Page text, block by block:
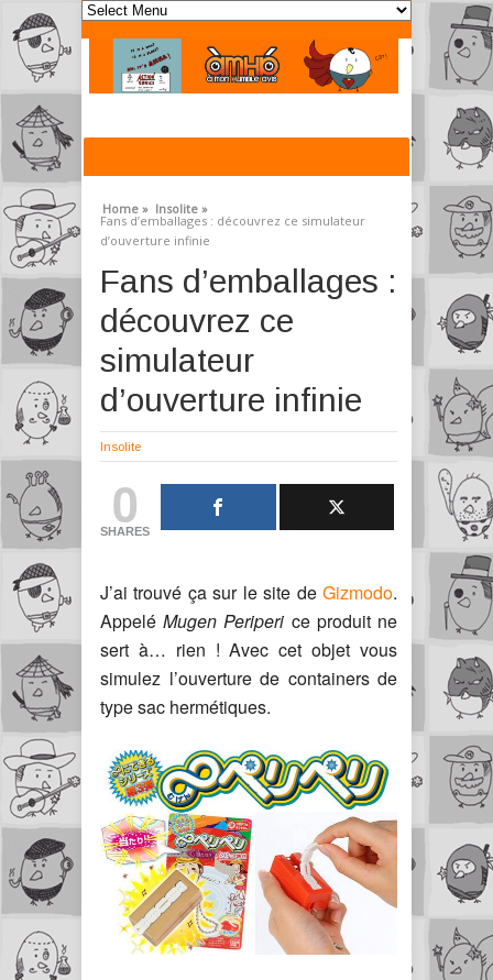
Home » Insolite »
Fans d’emballages : découvrez ce simulateur
d’ouverture infinie
Fans d’emballages :
découvrez ce
simulateur
d’ouverture infinie
Insolite
0
SHARES
J’ai trouvé ça sur le site de Gizmodo.
AppeléMugen Periperi ce produit ne
sert à… rien ! Avec cet objet vous
simulez l’ouverture de containers de
type sac hermétiques.